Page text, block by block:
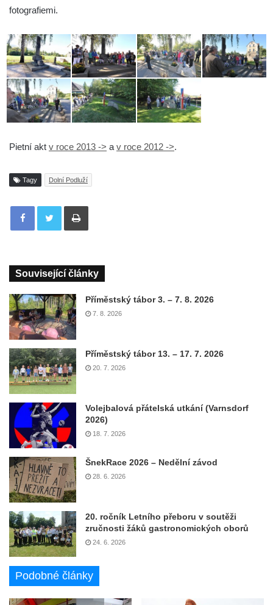
fotografiemi.
Pietní akt v roce 2013 -> a v roce 2012 ->.
Tagy Dolní Podluží
Tisknout
Související články
Příměstský tábor 3. – 7. 8. 2026
7. 8. 2026
Příměstský tábor 13. – 17. 7. 2026
20. 7. 2026
Volejbalová přátelská utkání (Varnsdorf
2026)
18. 7. 2026
ŠnekRace 2026 – Nedělní závod
28. 6. 2026
20. ročník Letního přeboru v soutěži
zručnosti žáků gastronomických oborů
24. 6. 2026
Podobné články